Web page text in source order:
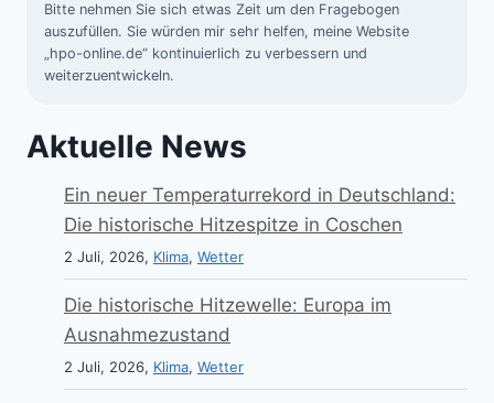
Bitte nehmen Sie sich etwas Zeit um den Fragebogen
auszufüllen. Sie würden mir sehr helfen, meine Website
„hpo-online.de“ kontinuierlich zu verbessern und
weiterzuentwickeln.
Aktuelle News
Ein neuer Temperaturrekord in Deutschland:
Die historische Hitzespitze in Coschen
2 Juli, 2026, Klima, Wetter
Die historische Hitzewelle: Europa im
Ausnahmezustand
2 Juli, 2026, Klima, Wetter